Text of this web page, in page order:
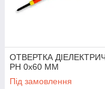
ОТВЕРТКА
PH 0x60 ММ
Під замовлення